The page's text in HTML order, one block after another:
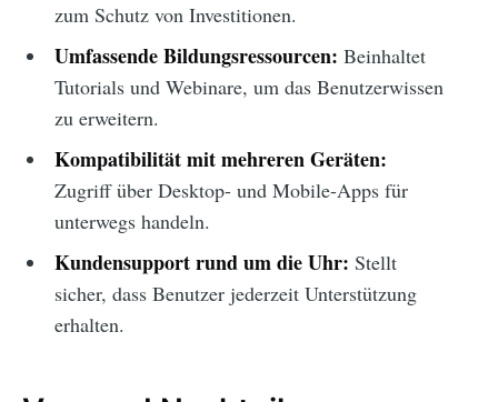
zum Schutz von Investitionen.
Umfassende Bildungsressourcen: Beinhaltet
Tutorials und Webinare, um das Benutzerwissen
zu erweitern.
Kompatibilität mit mehreren Geräten:
Zugriff über Desktop- und Mobile-Apps für
unterwegs handeln.
Kundensupport rund um die Uhr: Stellt
sicher, dass Benutzer jederzeit Unterstützung
erhalten.